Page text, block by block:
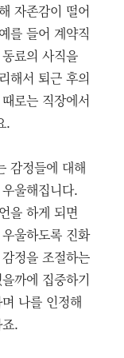
자존감이 떨어
를 들어 계약직
료의 사직을
해서 퇴근 후의
로는 직장에서
.
감정들에 대해
울해집니다.
을 하게 되면
울하도록 진화
정을 조절하는
까에 집중하기
나를 인정해
.